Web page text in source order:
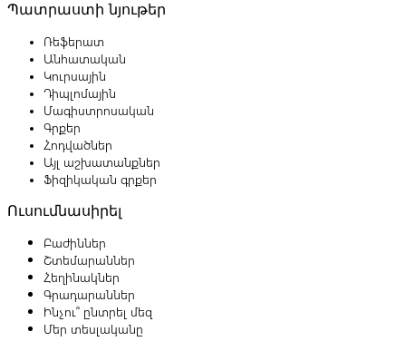
Պատրաստի նյութեր
Ռեֆերատ
Անհատական
Կուրսային
Դիպլոմային
Մագիստրոսական
Գրքեր
Հոդվածներ
Այլ աշխատանքներ
Ֆիզիկական գրքեր
Ուսումնասիրել
Բաժիններ
Շտեմարաններ
Հեղինակներ
Գրադարաններ
Ինչու՞ ընտրել մեզ
Մեր տեսլականը